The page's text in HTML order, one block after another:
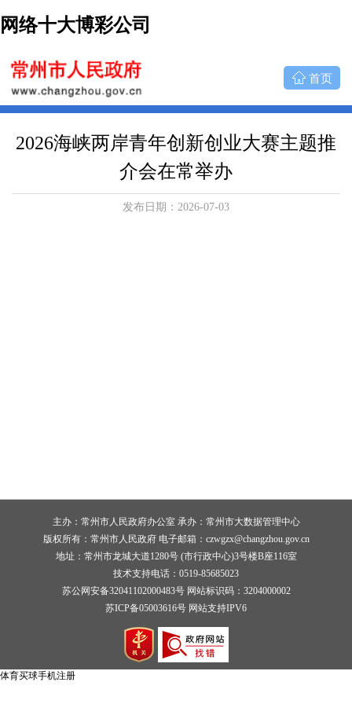
网络十大博彩公司
首页
2026海峡两岸青年创新创业大赛主题推
介会在常举办
发布日期：2026-07-03
主办：常州市人民政府办公室 承办：常州市大数据管理中心
版权所有：常州市人民政府 电子邮箱： czwgzx@changzhou.gov.cn
地址：常州市龙城大道1280号 (市行政中心)3号楼B座116室
技术支持电话：0519-85685023
苏公网安备32041102000483号 网站标识码：3204000002
苏ICP备05003616号 网站支持IPV6
体育买球手机注册